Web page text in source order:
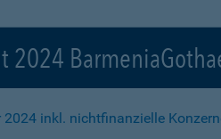
inkl. nichtfinanzielle